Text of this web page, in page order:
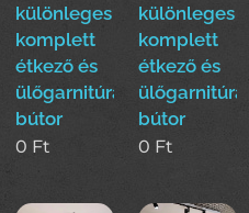
különleges
komplett
étkező és
ülőgarnitúra
bútor
0 Ft
különleges
komplett
étkező és
ülőgarnitúra
bútor
0 Ft